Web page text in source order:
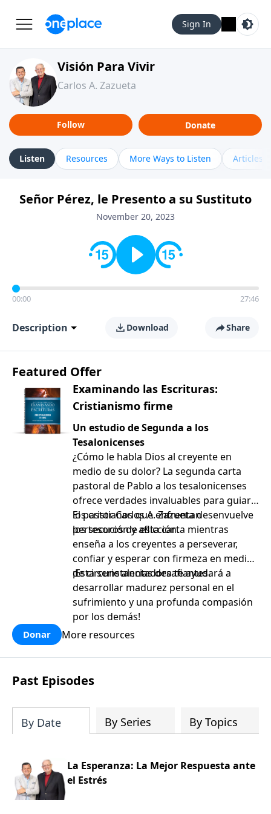
Sign In
Visión Para Vivir
Carlos A. Zazueta
Follow Donate
Listen Resources More Ways to Listen Articles
Señor Pérez, le Presento a su Sustituto
November 20, 2023
00:00 27:46
Description Download Share
Featured Offer
Examinando las Escrituras:
Cristianismo firme
Un estudio de Segunda a los
Tesalonicenses
¿Cómo le habla Dios al creyente en
medio de su dolor? La segunda carta
pastoral de Pablo a los tesalonicenses
ofrece verdades invaluables para guiar a
los cristianos que enfrentan
persecución y aflicción.
El pastor Carlos A. Zazueta desenvuelve
los tesoros de esta carta mientras
enseña a los creyentes a perseverar,
confiar y esperar con firmeza en medio
de circunstancias desafiantes.
¡Esta serie alentadora te ayudará a
desarrollar madurez personal en el
sufrimiento y una profunda compasión
por los demás!
Donar More resources
Past Episodes
By Date By Series By Topics
La Esperanza: La Mejor Respuesta ante
el Estrés